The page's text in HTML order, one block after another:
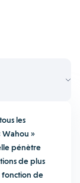
les
Wahou »
pénètre
de plus
fonction de